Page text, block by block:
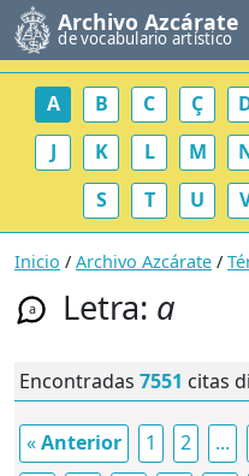
Archivo Azcárate
de vocabulario artístico
A B C Ç
J
K L M
S
T U
Inicio / Archivo Azcárate /
a Letra: a
Encontradas 7551 citas
«Anterior 1 2 ...